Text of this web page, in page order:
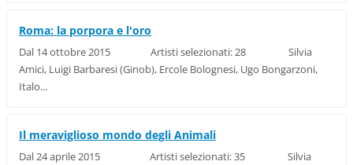
Roma: la porpora e l'oro
Dal 14 ottobre 2015 Artisti selezionati: 28 Silvia
Amici, Luigi Barbaresi (Ginob), Ercole Bolognesi, Ugo Bongarzoni,
Italo...
Il meraviglioso mondo degli Animali
Dal 24 aprile 2015 Artisti selezionati: 35 Silvia